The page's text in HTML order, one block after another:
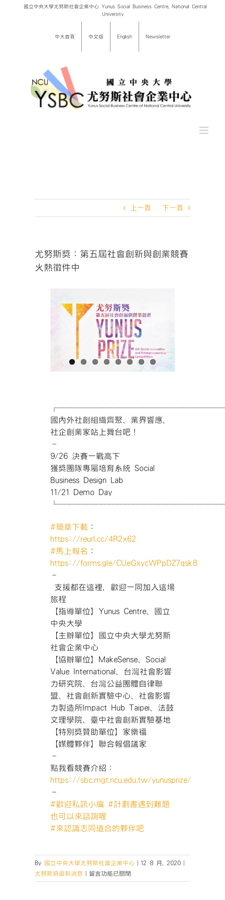
國立中央大學尤努斯社會企業中心 Yunus Social Business Centre, National Central
University
中大首頁 中文版 English Newsletter
上一頁 下一頁
尤努斯獎：第五屆社會創新與創業競賽
火熱徵件中
國內外社創組織齊聚、業界響應，
社企創業家站上舞台吧！
–
9/26 決賽一戰高下
獲獎團隊專屬培育系統 Social
Business Design Lab
11/21 Demo Day
#簡章下載 ：
https://reurl.cc/4R2x62
#馬上報名 ：
https://forms.gle/CUeGxycWPpDZ7qsk8
–
支援都在這裡，歡迎一同加入這場
旅程
【指導單位】Yunus Centre、國立
中央大學
【主辦單位】國立中央大學尤努斯
社會企業中心
【協辦單位】MakeSense、Social
Value International、台灣社會影響
力研究院、台灣公益團體自律聯
盟、社會創新實驗中心、社會影響
力製造所Impact Hub Taipei、法鼓
文理學院、臺中社會創新實驗基地
【特別獎贊助單位】家樂福
【媒體夥伴】聯合報倡議家
–
點我看競賽介紹：
https://sbc.mgt.ncu.edu.tw/yunusprize/
–
#歡迎私訊小編 #計劃書遇到難題
也可以來諮詢喔
#來認識志同道合的夥伴吧
By 國立中央大學尤努斯社會企業中心 12 8 月, 2020
尤努斯獎最新消息
在
〈尤
留言功能已關閉